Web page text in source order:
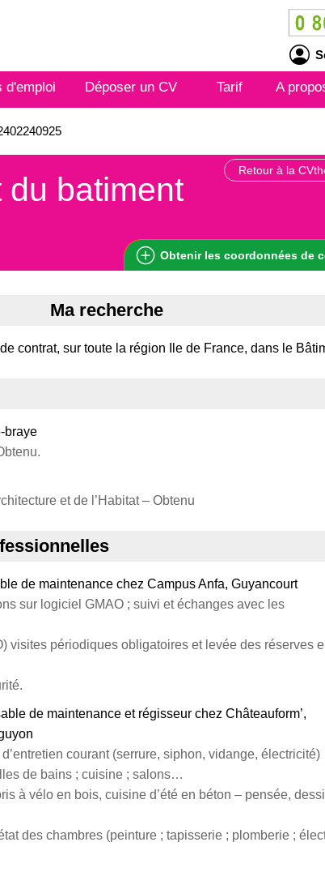
d'emploi Déposer un CV Tarif A
Retour à la
batiment
Obtenir les coordonnées de
Ma recherche
contrat, sur toute la région Ile de France, dans le
braye
et de l’Habitat – Obtenu
de maintenance chez Campus Anfa, Guyancourt
sur logiciel GMAO ; suivi et échanges avec les
visites périodiques obligatoires et levée des réserves
de maintenance et régisseur chez Châteauform’,
courant (serrure, siphon, vidange, électricité)
de bains ; cuisine ; salons…
à vélo en bois, cuisine d’été en béton – pensée,
des chambres (peinture ; tapisserie ; plomberie ;